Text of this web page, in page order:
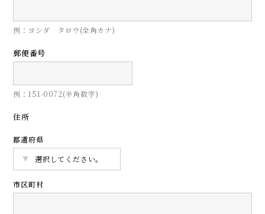
例：ヨシダ タロウ(全角カナ)
郵便番号
例：151-0072(半角数字)
住所
都道府県
市区町村